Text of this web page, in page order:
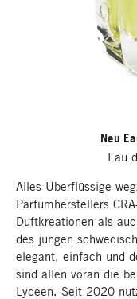
Neu
Eau
Alles Überflüssige
Parfumherstellers
Duftkreationen als
des jungen
elegant, einfach und
sind allen voran die
Lydeen. Seit 2020